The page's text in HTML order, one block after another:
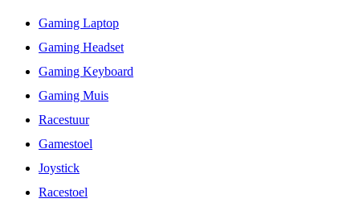
Gaming Laptop
Gaming Headset
Gaming Keyboard
Gaming Muis
Racestuur
Gamestoel
Joystick
Racestoel